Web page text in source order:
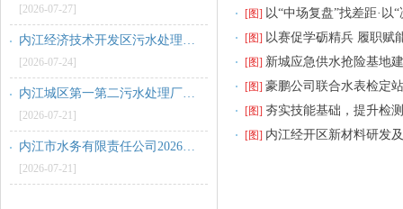
[2026-07-27]
内江经济技术开发区污水处理有限责任公司尾水泵站提升泵维修服务采购项目中标候选人公示
[2026-07-24]
内江城区第一第二污水处理厂及配套主干管网更新改造工程项目材料设备（不锈钢管道）采购项目废标公告
[2026-07-21]
内江市水务有限责任公司2026-2029年度电磁水表采购项目采购公告
[2026-07-21]
20260104减压供水公告
[2026-01-04]
20260104临时停水公告
[2026-01-04]
20251201临时停水公告
[2025-12-01]
20260112停水公告
[图] 以“中场复盘”找差距·以“
[图] 以赛促学砺精兵 履职赋能展
[图] 新城应急供水抢险基地
[图] 豪鹏公司联合水表检定
[图] 夯实技能基础，提升检
[图] 内江经开区新材料研发